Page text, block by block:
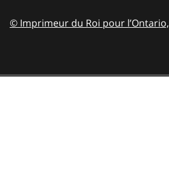
© Imprimeur du Roi pour l’Ontario,